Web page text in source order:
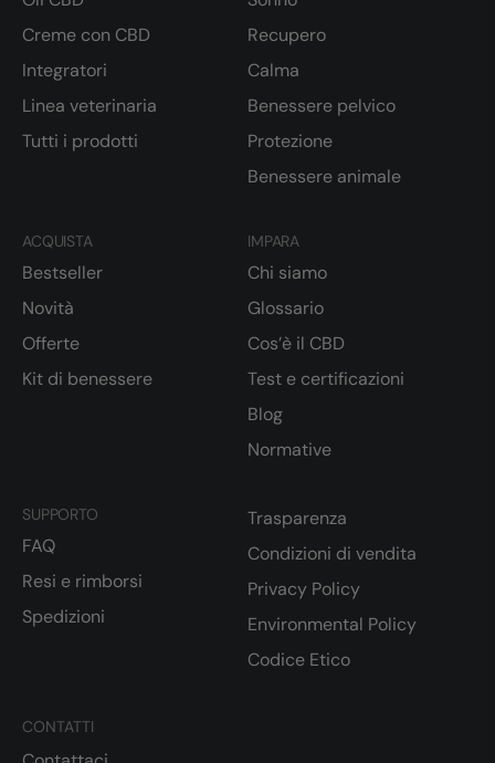
Creme con CBD
Integratori
Linea veterinaria
Tutti i prodotti
Recupero
Calma
Benessere pelvico
Protezione
Benessere animale
ACQUISTA
Bestseller
Novità
Offerte
Kit di benessere
IMPARA
Chi siamo
Glossario
Cos’è il CBD
Test e certificazioni
Blog
Normative
CONTATTI
SUPPORTO
FAQ
Resi e rimborsi
Spedizioni
Trasparenza
Condizioni di vendita
Privacy Policy
Environmental Policy
Codice Etico